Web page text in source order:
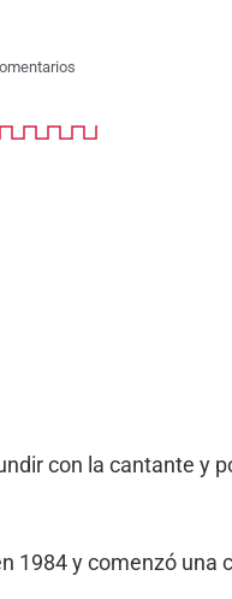
con la cantante y
1984 y comenzó una